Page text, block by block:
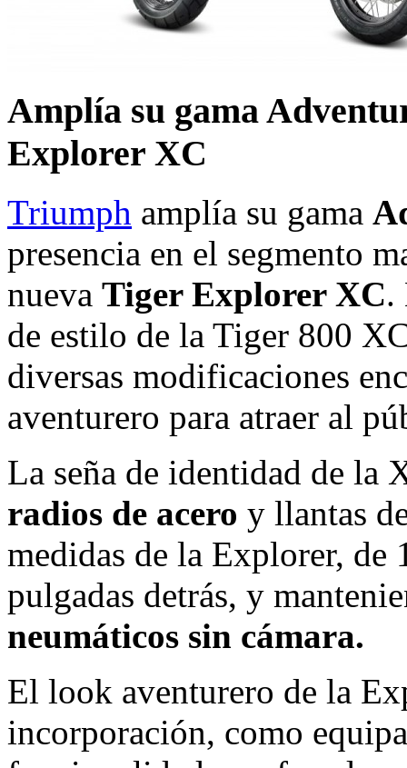
Amplía su gama
Explorer XC
Triumph amplía su gama
presencia en el segmento
nueva Tiger Explorer XC.
de estilo de la Tiger 800
diversas modificaciones
aventurero para atraer al
La seña de identidad de la
radios de acero y llantas
medidas de la Explorer, de
pulgadas detrás, y
neumáticos sin cámara.
El look aventurero de la
incorporación, como